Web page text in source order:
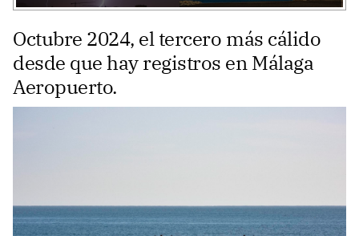
Octubre 2024, el tercero más cálido
desde que hay registros en Málaga
Aeropuerto.